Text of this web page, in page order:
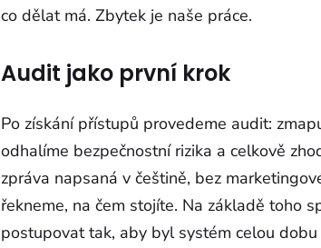
co dělat má. Zbytek je naše práce.
Audit jako první krok
Po získání přístupů provedeme audit:
odhalíme bezpečnostní rizika a celkově
zpráva napsaná v češtině, bez
řekneme, na čem stojíte. Na základě toho
postupovat tak, aby byl systém celou